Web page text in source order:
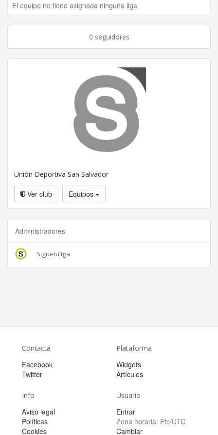
El equipo no tiene asignada ninguna liga
0 seguidores
Unión Deportiva San Salvador
Ver club Equipos
Administradores
Siguetuliga
Contacta
Facebook
Twitter
Plataforma
Widgets
Artículos
Info
Aviso legal
Políticas
Cookies
Usuario
Entrar
Zona horaria: Etc/UTC
Cambiar